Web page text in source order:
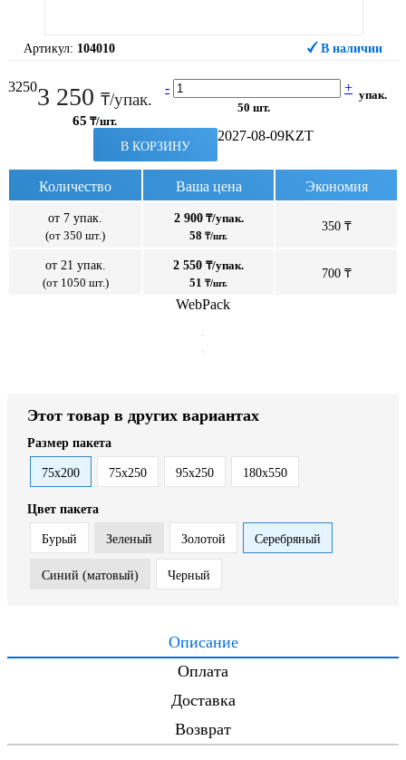
Артикул: 104010 В наличии
32503 250 ₸/упак.
65 ₸/шт.
- +
50 шт.
упак.
В КОРЗИНУ
2027-08-09KZT
Количество Ваша цена Экономия
от 7 упак.
(от 350 шт.)
2 900₸/упак.
58 ₸/шт.
350 ₸
от 21 упак.
(от 1050 шт.)
2 550 ₸/упак.
51 ₸/шт.
700 ₸
WebPack
Этот товар в других вариантах
Размер пакета
75x200 75x250 95x250 180x550
Цвет пакета
Бурый Зеленый Золотой Серебряный
Синий (матовый) Черный
Описание
Оплата
Доставка
Возврат